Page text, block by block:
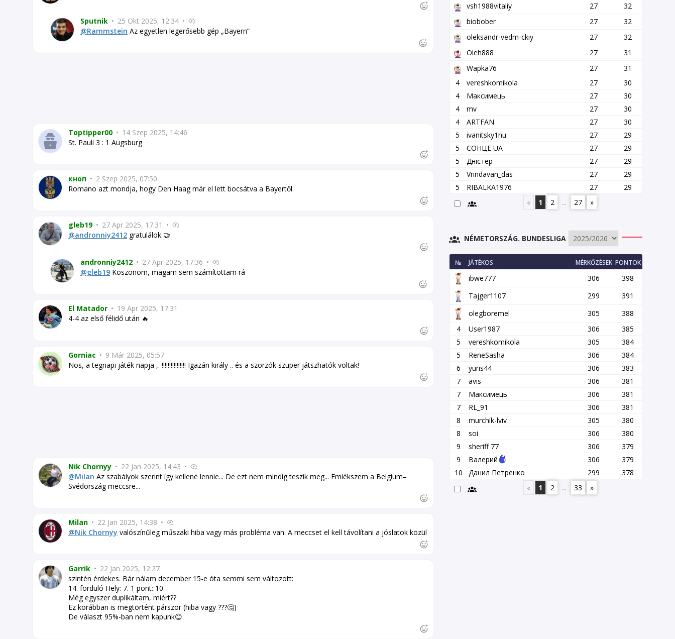
Sputnik • 25 Okt 2025, 12:34 •
@Rammstein Az egyetlen legerősebb gép „Bayern”
Toptipper00 • 14 Szep 2025, 14:46
St. Pauli 3 : 1 Augsburg
кноп • 2 Szep 2025, 07:50
Romano azt mondja, hogy Den Haag már el lett bocsátva a Bayertől.
gleb19 • 27 Ápr 2025, 17:31 •
@andronniy2412 gratulálok 🤝
andronniy2412 • 27 Ápr 2025, 17:36 •
@gleb19 Köszönöm, magam sem számítottam rá
El Matador • 19 Ápr 2025, 17:31
4-4 az első félidő után 🔥
Gorniac • 9 Már 2025, 05:57
Nos, a tegnapi játék napja ,. !!!!!!!!!!!!!!!! Igazán király .. és a szorzók szuper játszhatók voltak!
Nik Chornyy • 22 Jan 2025, 14:43 •
@Milan Az szabályok szerint így kellene lennie... De ezt nem mindig teszik meg... Emlékszem a Belgium–
Svédország meccsre...
Milan • 22 Jan 2025, 14:38 •
@Nik Chornyy valószínűleg műszaki hiba vagy más probléma van. A meccset el kell távolítani a jóslatok közül
Garrik • 22 Jan 2025, 12:27
szintén érdekes. Bár nálam december 15-e óta semmi sem változott:
14. forduló Hely: 7. 1 pont: 10.
Még egyszer duplikáltam, miért??
Ez korábban is megtörtént párszor (hiba vagy ???🤔)
De választ 95%-ban nem kapunk😊
vsh1988vitaliy
27
32
biobober
27
32
oleksandr-vedm-ckiy
27
32
Oleh888
27
31
Wapka76
27
31
4
vereshkomikola 27
30
4
Максимець 27
30
4
mv 27
30
4
ARTFAN 27
30
5
ivanitsky1nu 27
29
5
СОНЦЕ UA 27
29
5
Дністер 27
29
5
Vrindavan_das 27
29
5
RIBALKA1976 27
29
«
1 2 ... 27 »
NÉMETORSZÁG. BUNDESLIGA
№ JÁTÉKOS MÉRKŐZÉSEK PONTOK
ibwe777 306
398
Tajger1107
299
391
olegboremel
305
388
4
User1987 306
385
5
vereshkomikola 305
384
5
ReneSasha 306
384
6
yuris44 306
383
7
avis 306
381
7
Максимець 306
381
7
RL_91 306
381
8
murchik-lviv 305
380
8
soi 306
380
9
sheriff 77 306
379
9
Валерий 306
379
10
Данил Петренко 299
378
«
1 2 ... 33 »